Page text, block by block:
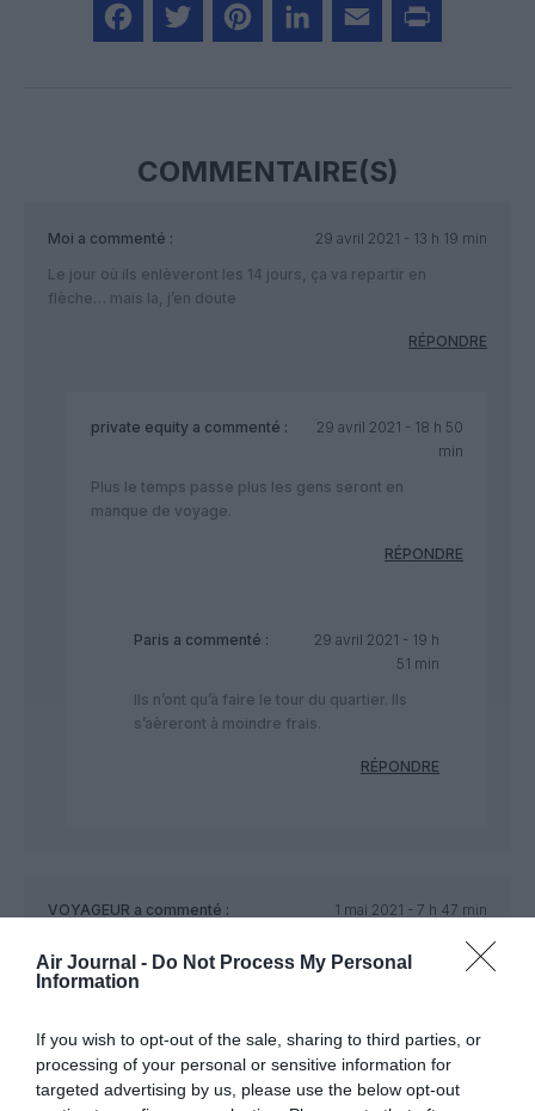
Air Journal - Do Not Process My Personal
Information
If you wish to opt-out of the sale, sharing to third parties, or
processing of your personal or sensitive information for
targeted advertising by us, please use the below opt-out
COMMENTAIRE(S)
Moi a commenté :
29 avril 2021 - 13 h 19 min
Le jour où ils enlèveront les 14 jours, ça va repartir en
flèche… mais la, j’en doute
RÉPONDRE
private equity a commenté :
29 avril 2021 - 18 h 50
min
Plus le temps passe plus les gens seront en
manque de voyage.
RÉPONDRE
Paris a commenté :
29 avril 2021 - 19 h
51 min
Ils n’ont qu’à faire le tour du quartier. Ils
s’aèreront à moindre frais.
RÉPONDRE
VOYAGEUR a commenté :
1 mai 2021 - 7 h 47 min
On ne comprend plus rien. Tous les articles (même hors air-
journal) ne sont pas clairs. Voyageurs francais? Est-ce un
passager sur un vol en provenance de France? Un Francais
passagers sur un vol en transit par Paris?
RÉPONDRE